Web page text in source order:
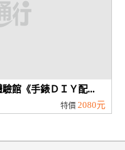
館《手錶ＤＩＹ配...
特價 2080元